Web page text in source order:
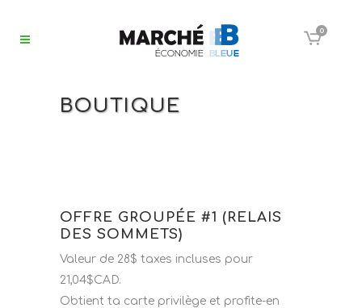
0
BOUTIQUE
OFFRE GROUPÉE #1 (RELAIS
DES SOMMETS)
Valeur de 28$ taxes incluses pour
21,04$CAD.
Obtient ta carte privilège et profite-en